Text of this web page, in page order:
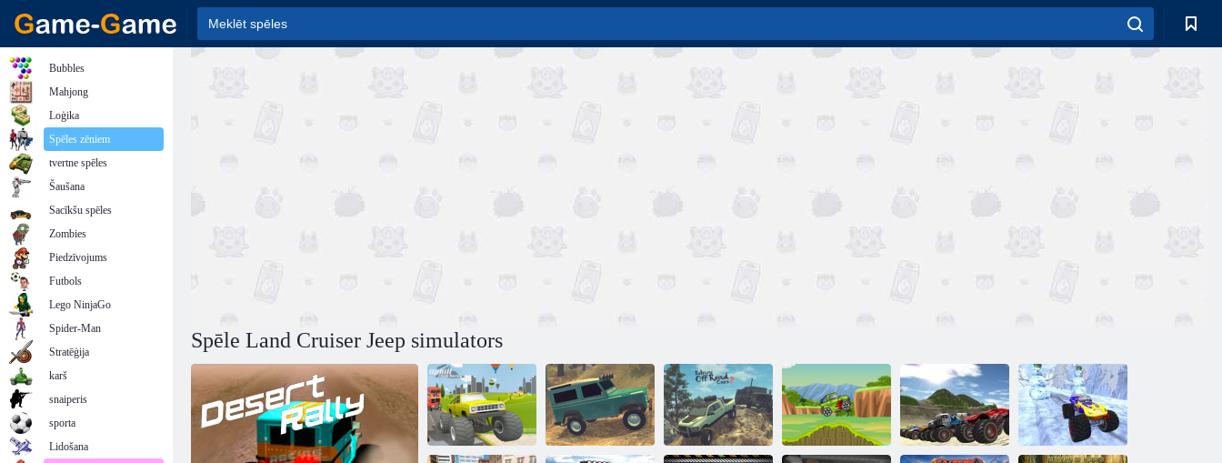
Spēle Land Cruiser Jeep simulators
Bubbles
Mahjong
Loģika
Spēles zēniem
tvertne spēles
Šaušana
Sacīkšu spēles
Zombies
Piedzīvojums
Futbols
Lego NinjaGo
Spider-Man
Stratēģija
karš
snaiperis
sporta
Lidošana